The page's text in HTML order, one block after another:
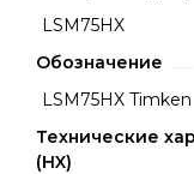
LSM75HX
Обозначение
LSM75HX Timken
Технические
(HX)